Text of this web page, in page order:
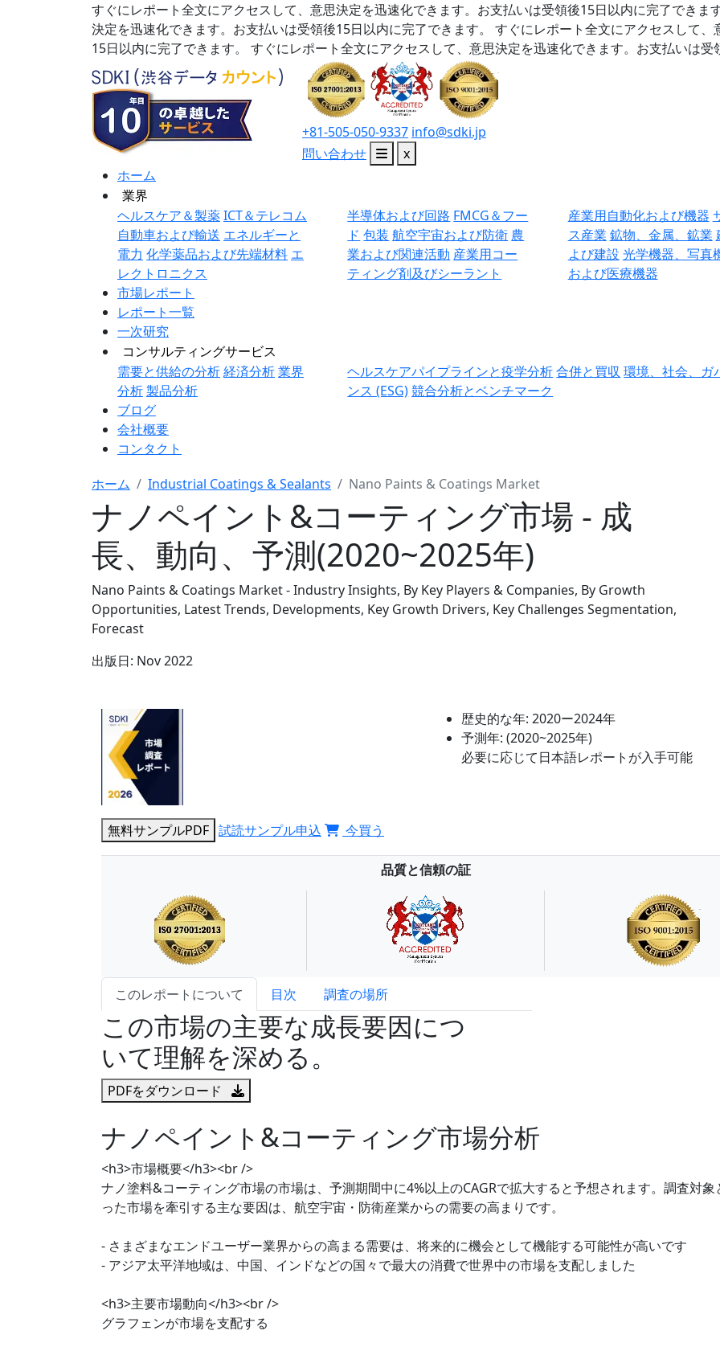
すぐにレポート全文にアクセスして、意思決定を迅速化できます。お支払いは受領後15日以内に完了できます
決定を迅速化できます。お支払いは受領後15日以内に完了できます。
すぐにレポート全文にアクセスして
15日以内に完了できます。
すぐにレポート全文にアクセスして、意思決定を迅速化できます。お支払いは受
+81-505-050-9337 info@sdki.jp
問い合わせ
x
ホーム
業界
ヘルスケア＆製薬ICT＆テレコム
自動車および輸送 エネルギーと
電力 化学薬品および先端材料 エ
レクトロニクス
半導体および回路 FMCG＆フー
ド 包装 航空宇宙および防衛 農
業および関連活動 産業用コー
ティング剤及びシーラント
産業用自動化および機器
ス産業 鉱物、金属、鉱業
よび建設 光学機器、写真
および医療機器
市場レポート
レポート一覧
一次研究
コンサルティングサービス
需要と供給の分析経済分析業界
分析製品分析
ヘルスケアパイプラインと疫学分析合併と買収 環境、社会、ガ
ンス (ESG)競合分析とベンチマーク
ブログ
会社概要
コンタクト
ホーム Industrial Coatings & Sealants Nano Paints & Coatings Market
ナノペイント&コーティング市場 - 成
長、動向、予測(2020~2025年)
Nano Paints & Coatings Market - Industry Insights, By Key Players & Companies, By Growth
Opportunities, Latest Trends, Developments, Key Growth Drivers, Key Challenges Segmentation,
Forecast
出版日: Nov 2022
歴史的な年: 2020ー2024年
予測年: (2020~2025年)
必要に応じて日本語レポートが入手可能
無料サンプルPDF 試読サンプル申込 今買う
品質と信頼の証
このレポートについて 目次 調査の場所
この市場の主要な成長要因につ
いて理解を深める。
PDFをダウンロード
ナノペイント&コーティング市場分析
<h3>市場概要</h3><br />
ナノ塗料&コーティング市場の市場は、予測期間中に4%以上のCAGRで拡大すると予想されます。調査対象
った市場を牽引する主な要因は、航空宇宙・防衛産業からの需要の高まりです。
- さまざまなエンドユーザー業界からの高まる需要は、将来的に機会として機能する可能性が高いです
- アジア太平洋地域は、中国、インドなどの国々で最大の消費で世界中の市場を支配しました
<h3>主要市場動向</h3><br />
グラフェンが市場を支配する